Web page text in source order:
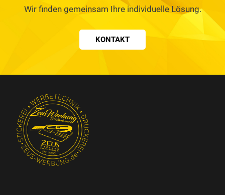
Wir finden gemeinsam Ihre individuelle Lösung.
KONTAKT